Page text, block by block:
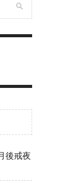
後戒夜